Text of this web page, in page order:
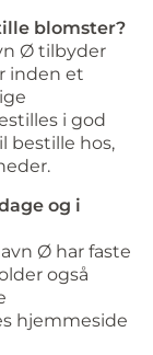
blomster?
Ø tilbyder
inden et
i god
bestille hos,
og i
Ø har faste
også
hjemmeside